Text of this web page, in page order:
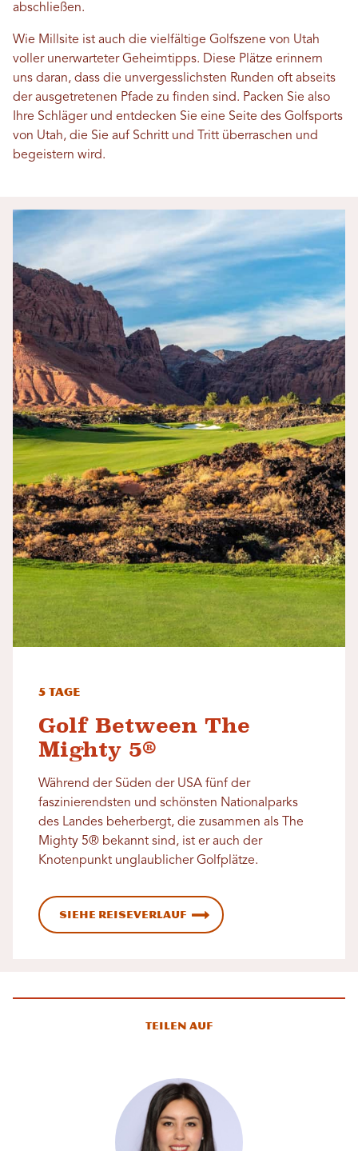
abschließen.
Wie Millsite ist auch die vielfältige Golfszene von Utah
voller unerwarteter Geheimtipps. Diese Plätze erinnern
uns daran, dass die unvergesslichsten Runden oft abseits
der ausgetretenen Pfade zu finden sind. Packen Sie also
Ihre Schläger und entdecken Sie eine Seite des Golfsports
von Utah, die Sie auf Schritt und Tritt überraschen und
begeistern wird.
5 Tage
Golf Between The
Mighty 5®
Während der Süden der USA fünf der
faszinierendsten und schönsten Nationalparks
des Landes beherbergt, die zusammen als The
Mighty 5® bekannt sind, ist er auch der
Knotenpunkt unglaublicher Golfplätze.
Siehe Reiseverlauf
Teilen auf